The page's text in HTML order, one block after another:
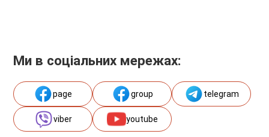
Ми в соціальних мережах:
page group telegram
viber youtube